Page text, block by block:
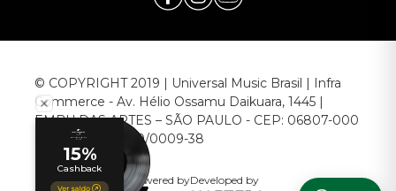
© COPYRIGHT 2019 | Universal Music Brasil | Infra
Commerce - Av. Hélio Ossamu Daikuara, 1445 |
EMBU DAS ARTES – SÃO PAULO - CEP: 06807-000
CNPJ: 00.952.789/0009-38
Powered byDeveloped by